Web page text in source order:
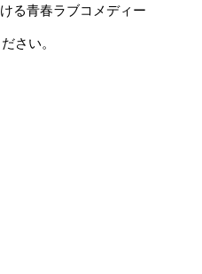
る青春ラブコメディー
さい。